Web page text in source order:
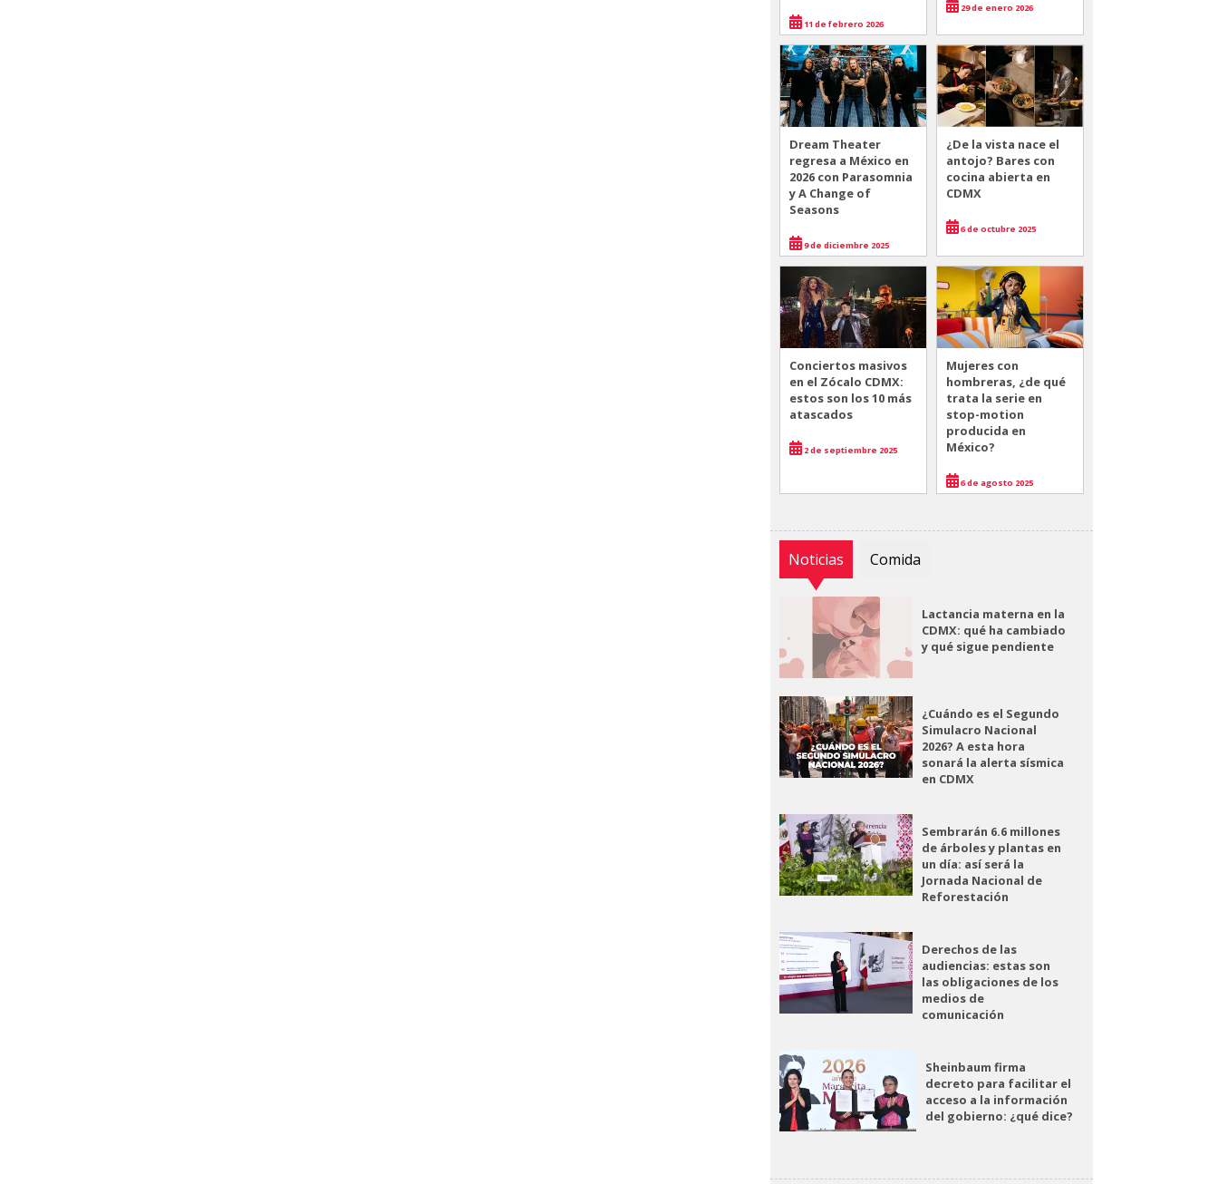
11 de febrero 2026
29 de enero 2026
Dream Theater
regresa a México en
2026 con Parasomnia
y A Change of
Seasons
9 de diciembre 2025
¿De la vista nace el
antojo? Bares con
cocina abierta en
CDMX
6 de octubre 2025
Conciertos masivos
en el Zócalo CDMX:
estos son los 10 más
atascados
2 de septiembre 2025
Mujeres con
hombreras, ¿de qué
trata la serie en
stop-motion
producida en
México?
6 de agosto 2025
Noticias Comida
Lactancia materna en la
CDMX: qué ha cambiado
y qué sigue pendiente
¿Cuándo es el Segundo
Simulacro Nacional
2026? A esta hora
sonará la alerta sísmica
en CDMX
Sembrarán 6.6 millones
de árboles y plantas en
un día: así será la
Jornada Nacional de
Reforestación
Derechos de las
audiencias: estas son
las obligaciones de los
medios de
comunicación
Sheinbaum firma
decreto para facilitar el
acceso a la información
del gobierno: ¿qué dice?